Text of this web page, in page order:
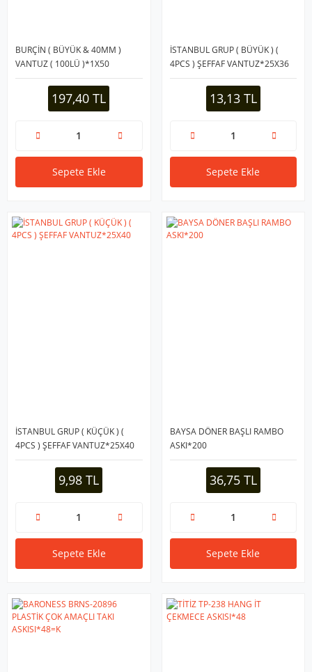
BURÇİN ( BÜYÜK & 40MM )
VANTUZ ( 100LÜ )*1X50
197,40 TL
Sepete Ekle
İSTANBUL GRUP ( BÜYÜK ) (
4PCS ) ŞEFFAF VANTUZ*25X36
13,13 TL
Sepete Ekle
İSTANBUL GRUP ( KÜÇÜK ) (
4PCS ) ŞEFFAF VANTUZ*25X40
9,98 TL
Sepete Ekle
BAYSA DÖNER BAŞLI RAMBO
ASKI*200
36,75 TL
Sepete Ekle